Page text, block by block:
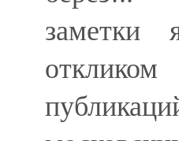
заметки